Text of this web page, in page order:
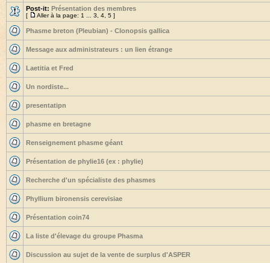
Post-it: Présentation des membres
[ Aller à la page: 1 3 4 5 ]
Phasme breton (Pleubian) - Clonopsis gallica
Message aux administrateurs : un lien étrange
Laetitia et Fred
Un nordiste...
presentatipn
phasme en bretagne
Renseignement phasme géant
Présentation de phylie16 (ex : phylie)
Recherche d'un spécialiste des phasmes
Phyllium bironensis cerevisiae
Présentation coin74
La liste d'élevage du groupe Phasma
Discussion au sujet de la vente de surplus d'ASPER